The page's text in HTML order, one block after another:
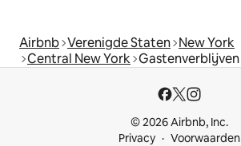
Airbnb Verenigde Staten New York
Central New York Gastenverblijven
© 2026 Airbnb, Inc.
Privacy
Voorwaarden